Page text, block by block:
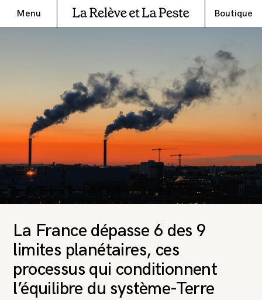
Menu Boutique
La France dépasse 6 des 9
limites planétaires, ces
processus qui conditionnent
l’équilibre du système-Terre